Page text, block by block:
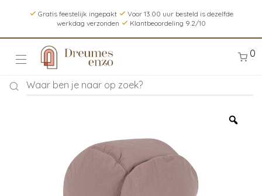
Gratis feestelijk ingepakt
Voor 13.00 uur besteld is dezelfde
werkdag verzonden
Klantbeoordeling 9.2/10
0